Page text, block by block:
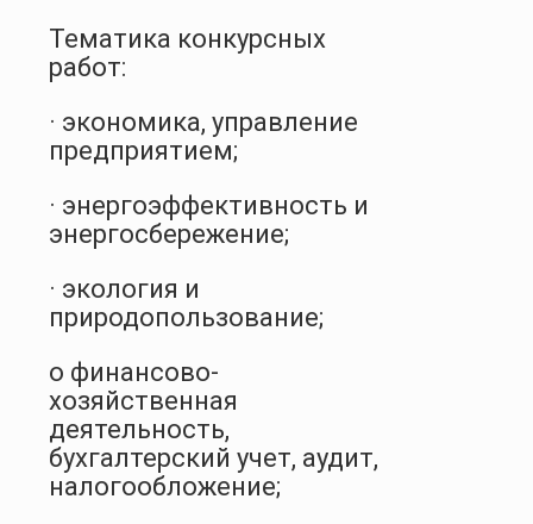
Тематика конкурсных
работ:
· экономика, управление
предприятием;
· энергоэффективность и
энергосбережение;
· экология и
природопользование;
o финансово-
хозяйственная
деятельность,
бухгалтерский учет, аудит,
налогообложение;